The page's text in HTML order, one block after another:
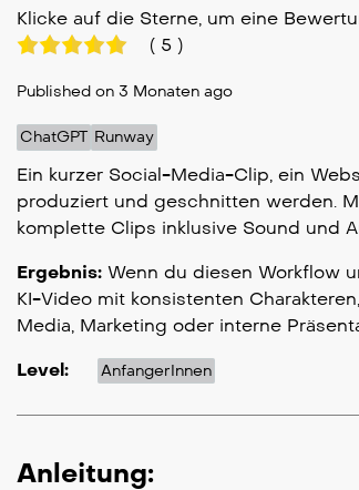
Klicke auf die Sterne, um eine
( 5 )
Published on 3 Monaten ago
ChatGPT Runway
Ein kurzer Social-Media-Clip, ein
produziert und geschnitten werden.
komplette Clips inklusive Sound und
Ergebnis: Wenn du diesen Workflow
KI-Video mit konsistenten
Media, Marketing oder interne
Level: AnfangerInnen
Anleitung: